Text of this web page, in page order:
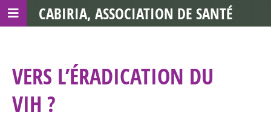
VERS L’ÉRADICATION DU
VIH ?
CABIRIA, ASSOCIATION DE SANTÉ